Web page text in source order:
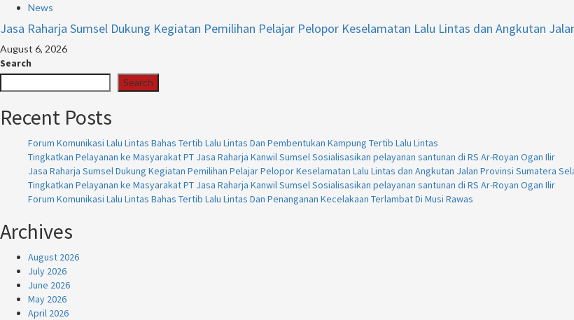
News
Jasa Raharja Sumsel Dukung Kegiatan Pemilihan Pelajar Pelopor Keselamatan Lalu Lintas dan Angkutan
August 6, 2026
Search
Search
Recent Posts
Forum Komunikasi Lalu Lintas Bahas Tertib Lalu Lintas Dan Pembentukan Kampung Tertib Lalu Lintas
Tingkatkan Pelayanan ke Masyarakat PT Jasa Raharja Kanwil Sumsel Sosialisasikan pelayanan santunan di RS Ar-Royan Ogan Ilir
Jasa Raharja Sumsel Dukung Kegiatan Pemilihan Pelajar Pelopor Keselamatan Lalu Lintas dan Angkutan Jalan Provinsi Sumatera
Tingkatkan Pelayanan ke Masyarakat PT Jasa Raharja Kanwil Sumsel Sosialisasikan pelayanan santunan di RS Ar-Royan Ogan Ilir
Forum Komunikasi Lalu Lintas Bahas Tertib Lalu Lintas Dan Penanganan Kecelakaan Terlambat Di Musi Rawas
Archives
August 2026
July 2026
June 2026
May 2026
April 2026